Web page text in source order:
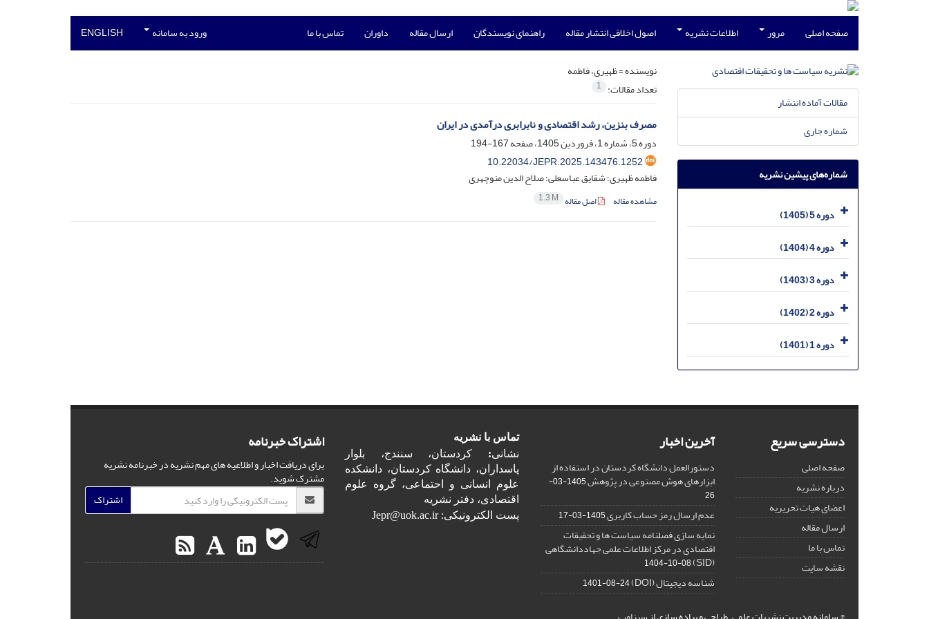
صفحه اصلی مرور اطلاعات نشریه اصول اخلاقی انتشار مقاله راهنمای نویسندگان ارسال مقاله داوران تماس با ما ورود به سامانه ENGLISH
نویسنده =ظهیری، فاطمه
تعداد مقالات: 1
مصرف بنزین، رشد اقتصادی و نابرابری درآمدی در ایران
دوره 5، شماره 1، فروردین 1405، صفحه
167-194
10.22034/JEPR.2025.143476.1252
فاطمه ظهیری؛ شقایق عباسعلی؛ صلاح الدین منوچهری
مشاهده مقاله اصل مقاله 1.3 M
مقالات آماده انتشار
شماره جاری
شماره‌های پیشین نشریه
دوره 5 (1405)
دوره 4 (1404)
دوره 3 (1403)
دوره 2 (1402)
دوره 1 (1401)
دسترسی سریع
صفحه اصلی
درباره نشریه
اعضای هیات تحریریه
ارسال مقاله
تماس با ما
نقشه سایت
آخرین اخبار
دستورالعمل دانشگاه کردستان در استفاده از
ابزارهای هوش مصنوعی در پژوهش
1405-03-
26
عدم ارسال رمز حساب کاربری1405-03-17
نمایه سازی فصلنامه سیاست ها و تحقیقات
اقتصادی در مرکز اطلاعات علمی جهاددانشگاهی
(SID)
1404-10-08
شناسه دیجیتال (DOI) 1401-08-24
تماس با نشریه
نشانی: کردستان، سنندج، بلوار
پاسداران، دانشگاه کردستان، دانشکده
علوم انسانی و احتماعی، گروه علوم
اقتصادی، دفتر نشریه
پست الکترونیکی: Jepr@uok.ac.ir
اشتراک خبرنامه
برای دریافت اخبار و اطلاعیه های مهم نشریه در خبرنامه نشریه
مشترک شوید.
اشتراک